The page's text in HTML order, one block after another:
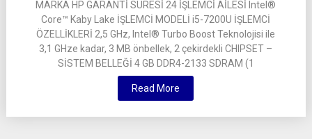
MARKA HP GARANTİ SÜRESİ 24 İŞLEMCİ AİLESİ Intel®
Core™ Kaby Lake İŞLEMCİ MODELİ i5-7200U İŞLEMCİ
ÖZELLİKLERİ 2,5 GHz, Intel® Turbo Boost Teknolojisi ile
3,1 GHze kadar, 3 MB önbellek, 2 çekirdekli CHIPSET –
SİSTEM BELLEĞİ 4 GB DDR4-2133 SDRAM (1
Read More